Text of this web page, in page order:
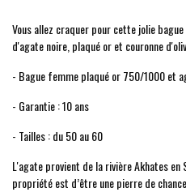
Vous allez craquer pour cette jolie
d'agate noire, plaqué or et couronne
- Bague femme plaqué or 750/1000 et
- Garantie : 10 ans
- Tailles : du 50 au 60
L'agate provient de la rivière Akhates
propriété est d’être une pierre de